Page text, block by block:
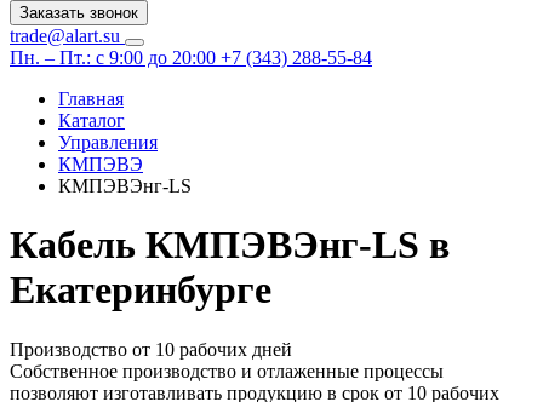
Заказать звонок
trade@alart.su
Пн. – Пт.: с 9:00 до 20:00 +7 (343) 288-55-84
Главная
Каталог
Управления
КМПЭВЭ
КМПЭВЭнг-LS
Кабель КМПЭВЭнг-LS в
Екатеринбурге
Производство от 10 рабочих дней
Собственное производство и отлаженные процессы
позволяют изготавливать продукцию в срок от 10 рабочих